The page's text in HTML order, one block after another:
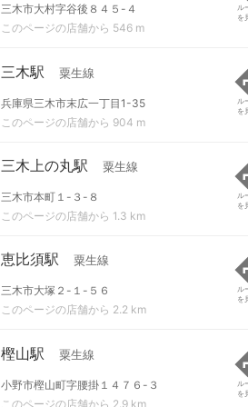
三木市大村字谷後８４５-４
このページの店舗から 546 m
ル
を
三木駅 粟生線
兵庫県三木市末広一丁目1-35
このページの店舗から 904 m
ル
を
三木上の丸駅 粟生線
三木市本町１-３-８
このページの店舗から 1.3 km
ル
を
恵比須駅 粟生線
三木市大塚２-１-５６
このページの店舗から 2.2 km
ル
を
樫山駅 粟生線
小野市樫山町字腰掛１４７６-３
このページの店舗から 2.9 km
ル
を